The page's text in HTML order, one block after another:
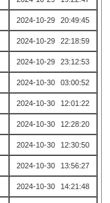
2024-10-29 20:49:45
2024-10-29 22:18:59
2024-10-29 23:12:53
2024-10-30 03:00:52
2024-10-30 12:01:22
2024-10-30 12:28:20
2024-10-30 12:30:50
2024-10-30 13:56:27
2024-10-30 14:21:48